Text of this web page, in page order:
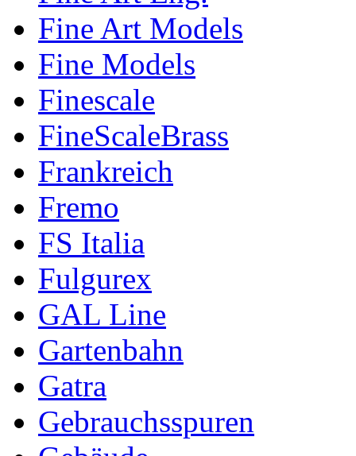
Fine Art Models
Fine Models
Finescale
FineScaleBrass
Frankreich
Fremo
FS Italia
Fulgurex
GAL Line
Gartenbahn
Gatra
Gebrauchsspuren